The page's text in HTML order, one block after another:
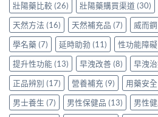
與
選
購
指
南〉
中
實
分
享〉
中
港
正
貨
參
考
價
與
選
購
貼
士
壯陽藥比較 (26) 壯陽藥購買渠道 (30)
天然方法 (16) 天然補充品 (7) 威而鋼
學名藥 (7) 延時助勃 (11) 性功能障礙
提升性功能 (13) 早洩改善 (8) 早洩
正品辨別 (17) 營養補充 (9) 用藥安全
男士養生 (7) 男性保健品 (13) 男性